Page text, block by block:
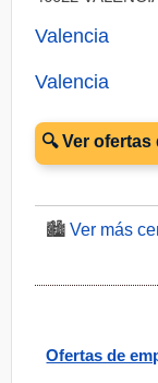
Valencia
Valencia
🔍 Ver
🏙️Ver más
Ofertas de